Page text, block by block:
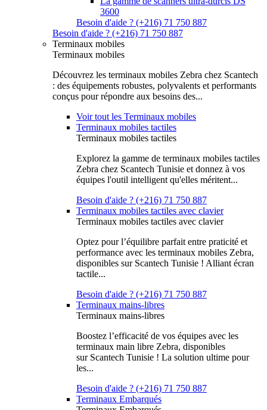
3600
Besoin d'aide ? (+216) 71 750 887
Besoin d'aide ? (+216) 71 750 887
Terminaux mobiles
Terminaux mobiles
Découvrez les terminaux mobiles Zebra chez Scantech
: des équipements robustes, polyvalents et performants
conçus pour répondre aux besoins des...
Voir tout les Terminaux mobiles
Terminaux mobiles tactiles
Terminaux mobiles tactiles
Explorez la gamme de terminaux mobiles tactiles
Zebra chez Scantech Tunisie et donnez à vos
équipes l'outil intelligent qu'elles méritent...
Besoin d'aide ? (+216) 71 750 887
Terminaux mobiles tactiles avec clavier
Terminaux mobiles tactiles avec clavier
Optez pour l’équilibre parfait entre praticité et
performance avec les terminaux mobiles Zebra,
disponibles sur Scantech Tunisie ! Alliant écran
tactile...
Besoin d'aide ? (+216) 71 750 887
Terminaux mains-libres
Terminaux mains-libres
Boostez l’efficacité de vos équipes avec les
terminaux main libre Zebra, disponibles
sur Scantech Tunisie ! La solution ultime pour
les...
Besoin d'aide ? (+216) 71 750 887
Terminaux Embarqués